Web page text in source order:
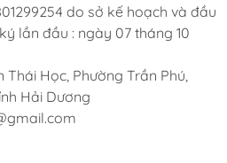
do sở kế hoạch và đầu
lần đầu : ngày 07 tháng 10
Thái Học, Phường Trần Phú,
Hải Dương